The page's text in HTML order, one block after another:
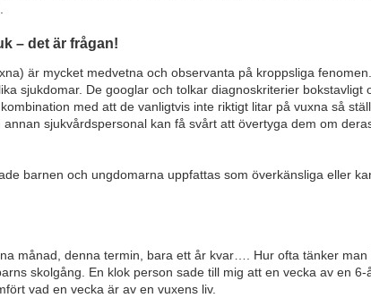
– det är frågan!
är mycket medvetna och observanta på kroppsliga
sjukdomar. De googlar och tolkar diagnoskriterier bokstavligt
med att de vanligtvis inte riktigt litar på vuxna så
sjukvårdspersonal kan få svårt att övertyga dem om
barnen och ungdomarna uppfattas som överkänsliga eller
månad, denna termin, bara ett år kvar…. Hur ofta tänker man
skolgång. En klok person sade till mig att en vecka av en 6-
vad en vecka är av en vuxens liv.